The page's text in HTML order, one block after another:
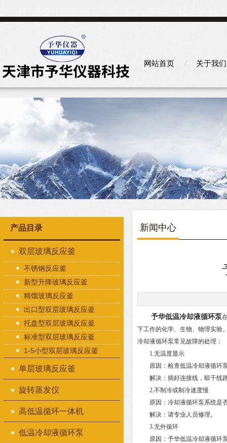
网站首页 关于我们
产品目录
双层玻璃反应釜
不锈钢反应釜
新型升降玻璃反应釜
精馏玻璃反应釜
出口型双层玻璃反应釜
托盘型双层玻璃反应釜
标准型双层玻璃反应釜
1-5小型双层玻璃反应釜
单层玻璃反应釜
旋转蒸发仪
高低温循环一体机
低温冷却液循环泵
新闻中心
予华低温冷却液循环泵
下工作的化学、生物、物理实验
冷却液循环泵常见故障的处理：
1.无温度显示
原因：检查低温冷却液循环泵
解决：插好连接线，晾干线
2.不制冷或制冷速度慢
原因：冷却液循环泵系统是否
解决：请专业人员修理。
3.无外循环
原因：予华低温冷却液循环泵